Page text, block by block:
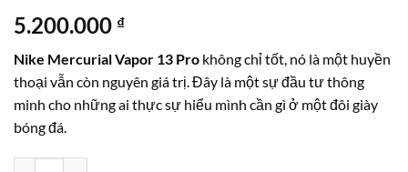
5.200.000 ₫
Nike Mercurial Vapor 13 Pro không chỉ tốt, nó là một huyền
thoại vẫn còn nguyên giá trị. Đây là một sự đầu tư thông
minh cho những ai thực sự hiểu mình cần gì ở một đôi giày
bóng đá.